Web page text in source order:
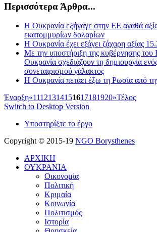
Περισσότερα Άρθρα...
Η Ουκρανία εξήγαγε στην ΕΕ αγαθά
εκατομμυρίων δολαρίων
Η Ουκρανία έχει εξάγει ζάχαρη αξίας
Με την υποστήριξη της κυβέρνησης του
Ουκρανία σχεδιάζουν τη δημιουργία
συνεταιρισμού γάλακτος
Η Ουκρανία πετάει έξω τη Ρωσία από
Έναρξη«11121314151617181920»Τέλος
Switch to Desktop Version
Υποστηρίξτε το έργο
Copyright © 2015-19 NGO Borysthenes
ΑΡΧΙΚΗ
ΟΥΚΡΑΝΙΑ
Οικονομία
Πολιτική
Κριμαία
Κοινωνία
Πολιτισμός
Ιστορία